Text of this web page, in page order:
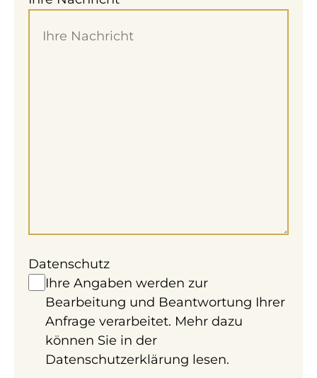
Datenschutz
Ihre Angaben werden zur
Bearbeitung und Beantwortung Ihrer
Anfrage verarbeitet. Mehr dazu
können Sie in der
Datenschutzerklärung lesen.